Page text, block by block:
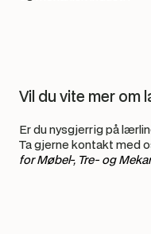
Vil du vite mer om
Er du nysgjerrig på
Ta gjerne kontakt med
for Møbel-, Tre- og